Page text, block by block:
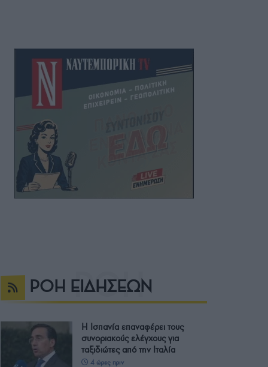
ΡΟΗ ΕΙΔΗΣΕΩΝ
Η Ισπανία επαναφέρει τους
συνοριακούς ελέγχους για
ταξιδιώτες από την Ιταλία
4 ώρες πριν